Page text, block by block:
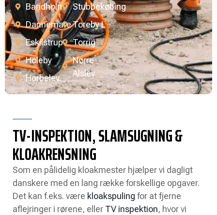
Bandholm
Dannemare
Eskilstrup
Holeby
Horbelev
Stubbekøbing
Toreby L
Torrig
Nørre
Alslev
TV-INSPEKTION, SLAMSUGNING &
KLOAKRENSNING
Som en pålidelig kloakmester hjælper vi dagligt
danskere med en lang række forskellige opgaver.
Det kan f.eks. være kloakspuling for at fjerne
aflejringer i rørene, eller TV inspektion, hvor vi